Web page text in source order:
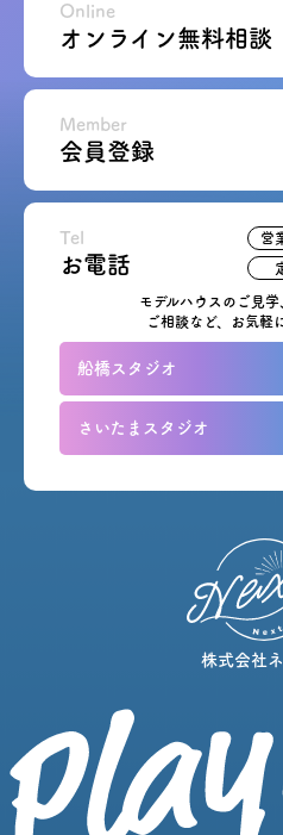
オンライン無料相談
Online
会員登録
Member
Tel
お電話
モデルハウスのご見
ご相談など、お気軽
船橋スタジオ
さいたまスタジオ
営
株式会社